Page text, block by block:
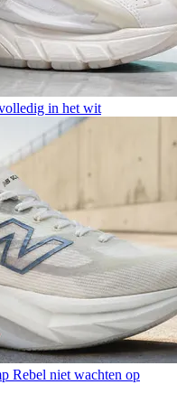
in het wit
Rebel niet wachten op